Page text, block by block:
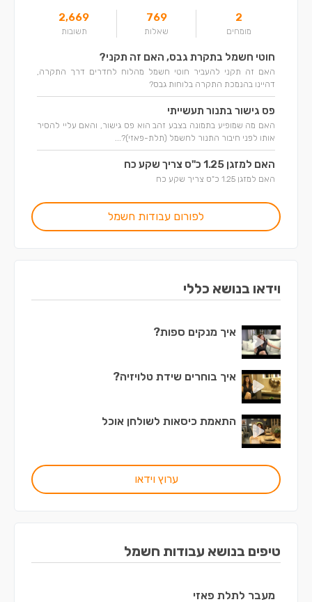
2
מומחים
769
שאלות
2,669
תשובות
חוטי חשמל בתקרת גבס, האם זה תקני?
האם זה תקני להעביר חוטי חשמל מהלוח לחדרים דרך התקרה,
דהיינו בהנמכת התקרה בלוחות גבס?
פס גישור בתנור תעשייתי
האם מה שמופיע בתמונה בצבע זהב הוא פס גישור, והאם עליי להסיר
אותו לפני חיבור התנור לחשמל (תלת-פאזי)?...
האם למזגן 1.25 כ"ס צריך שקע כח
האם למזגן 1.25 כ"ס צריך שקע כח
לפורום עבודות חשמל
וידאו בנושא כללי
איך מנקים ספות?
איך בוחרים שידת טלויזיה?
התאמת כיסאות לשולחן אוכל
ערוץ וידאו
טיפים בנושא עבודות חשמל
מעבר לתלת פאזי